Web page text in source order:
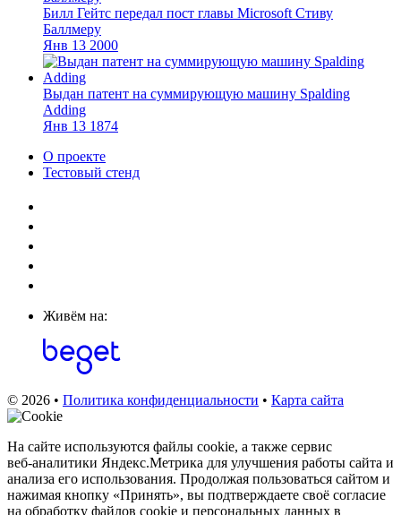
Билл Гейтс передал пост главы Microsoft Стиву
Баллмеру
Янв 13 2000
Выдан патент на суммирующую машину Spalding
Adding
Янв 13 1874
О проекте
Тестовый стенд
Живём на:
© 2026 • Политика конфиденциальности • Карта сайта
На сайте используются файлы cookie, а также сервис
веб‑аналитики Яндекс.Метрика для улучшения работы сайта и
анализа его использования. Продолжая пользоваться сайтом и
нажимая кнопку «Принять», вы подтверждаете своё согласие
на обработку файлов cookie и персональных данных в